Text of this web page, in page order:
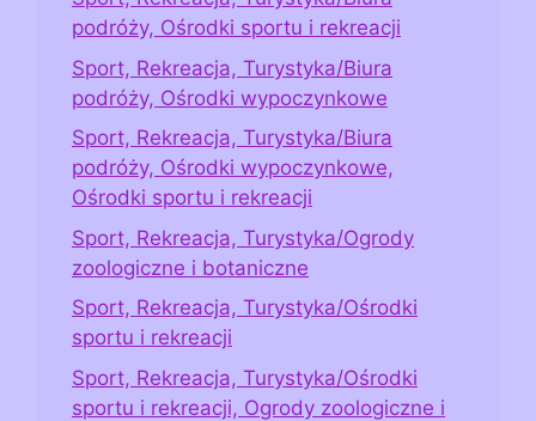
podróży, Ośrodki sportu i rekreacji
Sport, Rekreacja, Turystyka/Biura
podróży, Ośrodki wypoczynkowe
Sport, Rekreacja, Turystyka/Biura
podróży, Ośrodki wypoczynkowe,
Ośrodki sportu i rekreacji
Sport, Rekreacja, Turystyka/Ogrody
zoologiczne i botaniczne
Sport, Rekreacja, Turystyka/Ośrodki
sportu i rekreacji
Sport, Rekreacja, Turystyka/Ośrodki
sportu i rekreacji, Ogrody zoologiczne i